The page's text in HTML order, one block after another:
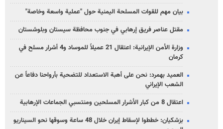
بيان مهم للقوات المسلحة اليمنية حول "عملية واسعة وخاصة"
مقتل عناصر فريق إرهابي في جنوب محافظة سيستان وبلوشستان
وزارة الأمن الإيرانية: اعتقال 21 عميلاً للموساد و4 أشرار مسلح في
كرمان
العميد بهمرد: نحن على أهبة الاستعداد للتضحية بأرواحنا دفاعاً عن
الشعب الإيراني
اعتقال 8 من كبار الأشرار المسلحين ومنتسبي الجماعات الإرهابية
بزشكيان: خططوا لإسقاط إيران خلال 48 ساعة وسوقها نحو السيناريو